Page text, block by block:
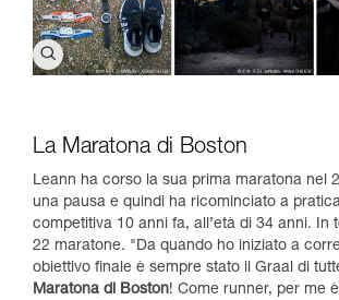
La Maratona di Boston
Leann ha corso la sua prima maratona nel
una pausa e quindi ha ricominciato a
competitiva 10 anni fa, all’età di 34 anni. In
22 maratone. "Da quando ho iniziato a
obiettivo finale è sempre stato il Graal di
Maratona di Boston! Come runner, per me